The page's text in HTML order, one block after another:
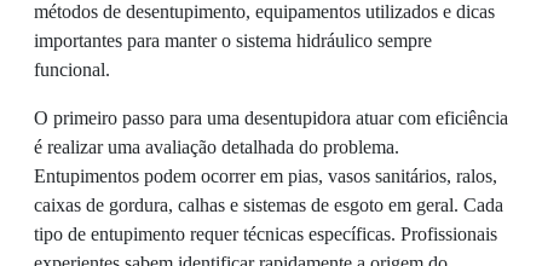
métodos de desentupimento, equipamentos utilizados e dicas
importantes para manter o sistema hidráulico sempre
funcional.
O primeiro passo para uma desentupidora atuar com eficiência
é realizar uma avaliação detalhada do problema.
Entupimentos podem ocorrer em pias, vasos sanitários, ralos,
caixas de gordura, calhas e sistemas de esgoto em geral. Cada
tipo de entupimento requer técnicas específicas. Profissionais